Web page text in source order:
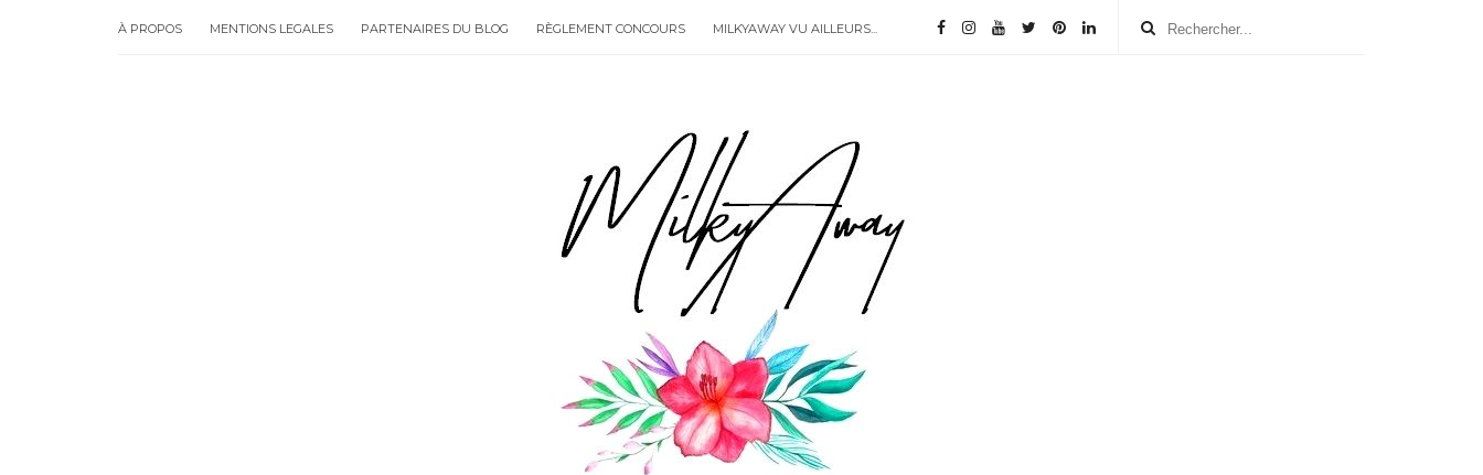
À PROPOS MENTIONS LEGALES PARTENAIRES DU BLOG RÈGLEMENT CONCOURS MILKYAWAY VU AILLEURS...